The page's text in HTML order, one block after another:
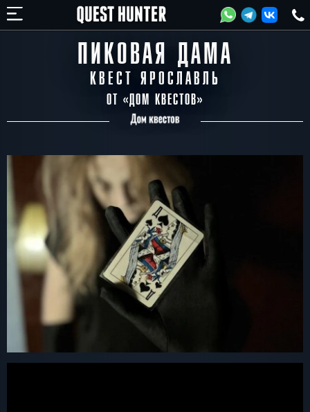
ПИКОВАЯ ДАМА
КВЕСТ ЯРОСЛАВЛЬ
ОТ «ДОМ КВЕСТОВ»